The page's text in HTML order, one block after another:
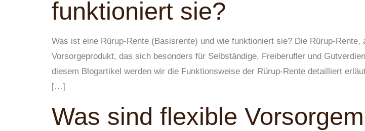
funktioniert sie?
Was ist eine Rürup-Rente (Basisrente) und wie funktioniert sie? Die Rürup-
Vorsorgeprodukt, das sich besonders für Selbständige, Freiberufler und
diesem Blogartikel werden wir die Funktionsweise der Rürup-Rente detailliert
[…]
Was sind flexible